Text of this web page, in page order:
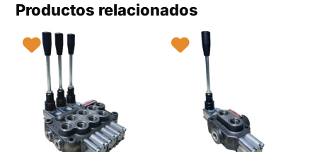
Productos relacionados